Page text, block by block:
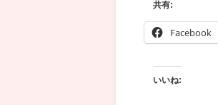
共有:
Facebook
いいね: